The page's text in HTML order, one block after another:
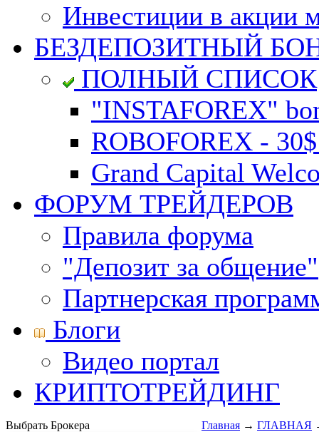
Инвестиции в акции
БЕЗДЕПОЗИТНЫЙ
ПОЛНЫЙ СПИСОК
"INSTAFOREX"
ROBOFOREX -
Grand Capital
ФОРУМ ТРЕЙДЕРОВ
Правила форума
"Депозит за общение"
Партнерская
Блоги
Видео портал
КРИПТОТРЕЙДИНГ
Выбрать Брокера Главная → ГЛАВНАЯ